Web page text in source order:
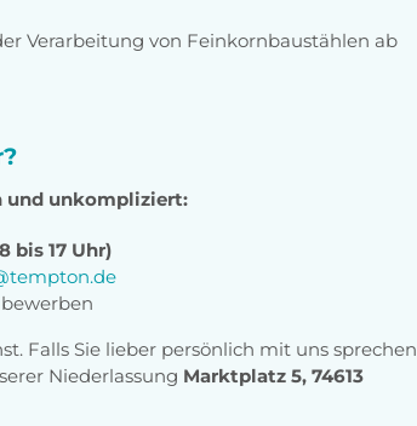
Verarbeitung von Feinkornbaustählen ab
und unkompliziert:
bis 17 Uhr)
Falls Sie lieber persönlich mit uns sprechen
Niederlassung Marktplatz 5, 74613